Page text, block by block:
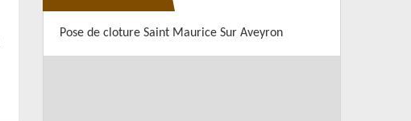
Pose de cloture Saint Maurice Sur Aveyron